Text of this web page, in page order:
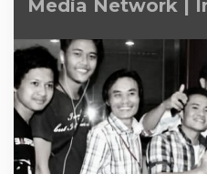
|
Media Network |